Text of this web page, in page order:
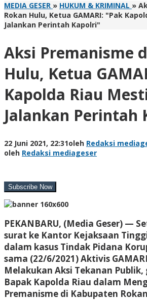
MEDIA GESER » HUKUM & KRIMINAL »
Rokan Hulu, Ketua GAMARI: "Pak
Jalankan Perintah Kapolri"
Aksi Premanisme
Hulu, Ketua
Kapolda Riau
Jalankan Perintah
22 Juni 2021, 22:31oleh Redaksi
oleh Redaksi mediageser
PEKANBARU, (Media Geser) —
surat ke Kantor Kejaksaan
dalam kasus Tindak Pidana
sama (22/6/2021) Aktivis
Melakukan Aksi Tekanan
Bapak Kapolda Riau dalam
Premanisme di Kabupaten